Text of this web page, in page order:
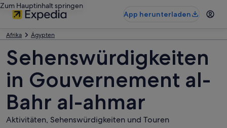
Zum Hauptinhalt springen
App herunterladen
Afrika Ägypten
Sehenswürdigkeiten
in Gouvernement al-
Bahr al-ahmar
Aktivitäten, Sehenswürdigkeiten und Touren